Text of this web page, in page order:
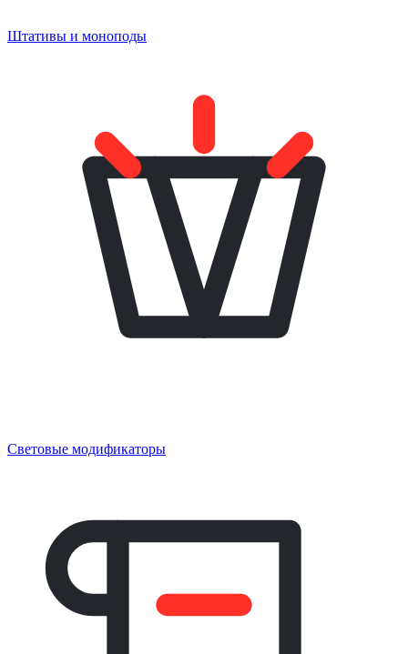
Штативы и моноподы
Световые модификаторы